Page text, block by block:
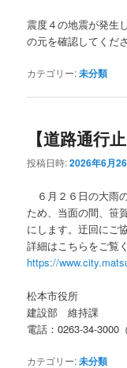
震度４の地震が発生
の元を確認してくだ
カテゴリー:未分類
【道路通行
投稿日時:2026年6月
６月２６日の大雨
ため、当面の間、笹
にします。迂回にご
詳細はこちらをご覧
https://
松本市役所
建設部 維持課
電話：0263-34-3000
カテゴリー:未分類